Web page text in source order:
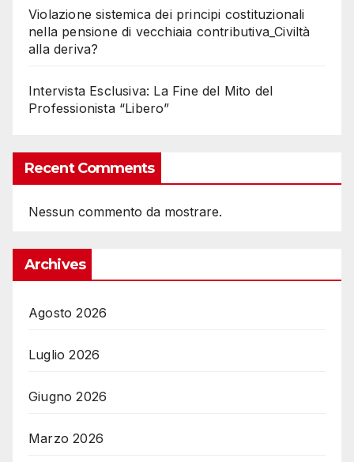
Violazione sistemica dei principi costituzionali
nella pensione di vecchiaia contributiva_Civiltà
alla deriva?
Intervista Esclusiva: La Fine del Mito del
Professionista “Libero”
Recent Comments
Nessun commento da mostrare.
Archives
Agosto 2026
Luglio 2026
Giugno 2026
Marzo 2026